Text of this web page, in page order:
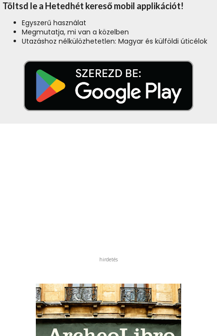
Töltsd le a Hetedhét kereső mobil applikációt!
Egyszerű használat
Megmutatja, mi van a közelben
Utazáshoz nélkülözhetetlen: Magyar és külföldi úticélok
hirdetés